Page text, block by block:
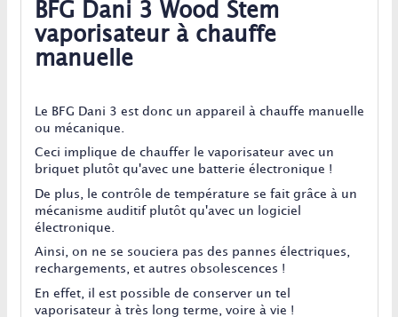
BFG Dani 3 Wood Stem
vaporisateur à chauffe
manuelle
Le BFG Dani 3 est donc un appareil à chauffe manuelle
ou mécanique.
Ceci implique de chauffer le vaporisateur avec un
briquet plutôt qu'avec une batterie électronique !
De plus, le contrôle de température se fait grâce à un
mécanisme auditif plutôt qu'avec un logiciel
électronique.
Ainsi, on ne se souciera pas des pannes électriques,
rechargements, et autres obsolescences !
En effet, il est possible de conserver un tel
vaporisateur à très long terme, voire à vie !